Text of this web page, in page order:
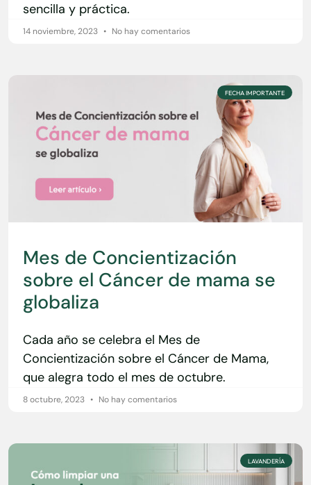
sencilla y práctica.
14 noviembre, 2023 No hay comentarios
FECHA IMPORTANTE
Mes de Concientización
sobre el Cáncer de mama se
globaliza
Cada año se celebra el Mes de
Concientización sobre el Cáncer de Mama,
que alegra todo el mes de octubre.
8 octubre, 2023 No hay comentarios
LAVANDERÍA